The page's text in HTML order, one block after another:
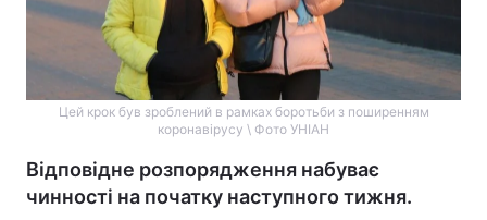
Цей крок був зроблений в рамках боротьби з поширенням
коронавірусу \ Фото УНІАН
Відповідне розпорядження набуває
чинності на початку наступного тижня.